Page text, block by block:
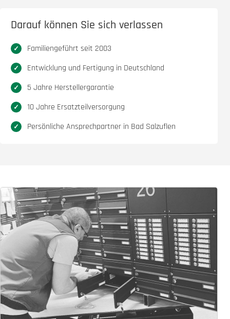
Darauf können Sie sich verlassen
Familiengeführt seit 2003
Entwicklung und Fertigung in Deutschland
5 Jahre Herstellergarantie
10 Jahre Ersatzteilversorgung
Persönliche Ansprechpartner in Bad Salzuflen